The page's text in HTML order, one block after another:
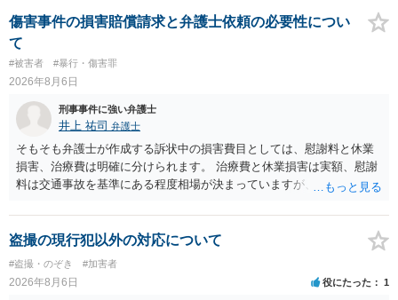
相談を受けられたうえで対処方法を探された方がよいと思われます。
一般論でいえば、任意取り調べの場合、ＩＣレコーダーを持参して取
り調べ内容を録音することは必須だと考えます。
傷害事件の損害賠償請求と弁護士依頼の必要性につい
て
#被害者 #暴行・傷害罪
2026年8月6日
刑事事件に強い弁護士
井上 祐司 弁護士
そもそも弁護士が作成する訴状中の損害費目としては、慰謝料と休業
損害、治療費は明確に分けられます。 治療費と休業損害は実額、慰謝
料は交通事故を基準にある程度相場が決まっていますが、全治１０日
ます。 そうすると、弁護士に依頼した場合はおそらく高い確率で費用
倒れ（回収しても全額弁護士費用となる）となる可能性が高いものと
予想します。 本人訴訟で進める場合には、すでに刑事手続が終了して
いる以上、相手方に資力がないことが多く回収できないケースが多い
（そのため、刑事事件の手続き中に、不本意ではあっても加害者の身
盗撮の現行犯以外の対応について
#盗撮・のぞき #加害者
2026年8月6日 役にたった 1